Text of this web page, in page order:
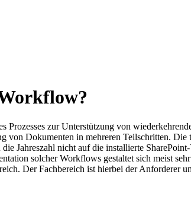
zur Unterstützung von
Dokumenten in mehreren Teilschritten. Die
Jahreszahl nicht auf die installierte
solcher Workflows gestaltet sich meist
Der Fachbereich ist hierbei der